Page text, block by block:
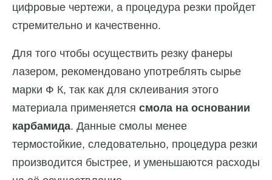
цифровые чертежи, а процедура резки пройдет
стремительно и качественно.
Для того чтобы осуществить резку фанеры
лазером, рекомендовано употреблять сырье
марки Ф К, так как для склеивания этого
материала применяется смола на основании
карбамида. Данные смолы менее
термостойкие, следовательно, процедура резки
производится быстрее, и уменьшаются расходы